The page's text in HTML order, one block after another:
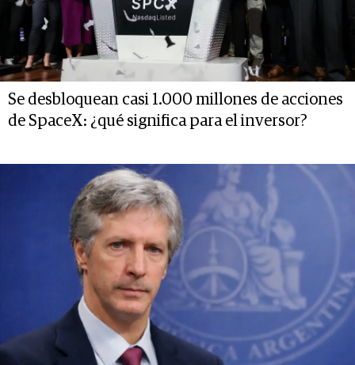
Se desbloquean casi 1.000 millones de acciones
de SpaceX: ¿qué significa para el inversor?